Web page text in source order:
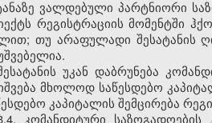
ვალდებული პარტნიორი
რეგისტრაციის მომენტში
თუ არაფულადი შესატანის
უკან დაბრუნება
მხოლოდ საწესდებო
კაპიტალის შემცირება
კომანდიტური საზოგადოების